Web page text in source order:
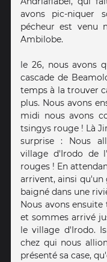
avons pic-niquer
pécheur est venu
Ambilobe.
le 26, nous avons
cascade de
temps à la trouver
plus. Nous avons
midi nous avons
tsingys rouge ! Là
surprise : Nous
village d'Irodo de
rouges ! En
arrivent, ainsi qu'un
baigné dans une
Nous avons
et sommes arrivé
le village d'Irodo.
chez qui nous
présenté sa case,